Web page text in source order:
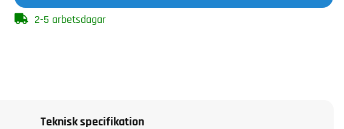
2-5 arbetsdagar
Teknisk specifikation